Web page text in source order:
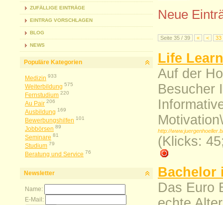
ZUFÄLLIGE EINTRÄGE
EINTRAG VORSCHLAGEN
BLOG
NEWS
Populäre Kategorien
Medizin 933
Weiterbildung 575
Fernstudium 220
Au Pair 206
Ausbildung 169
Bewerbungshilfen 101
Jobbörsen 89
Seminare 81
Studium 79
Beratung und Service 76
Newsletter
Name:
E-Mail:
Neue
Seite 35 / 39 « < 33
Life
Auf der
Besucher
http://
(Klicks:
Bachelor
Das Euro